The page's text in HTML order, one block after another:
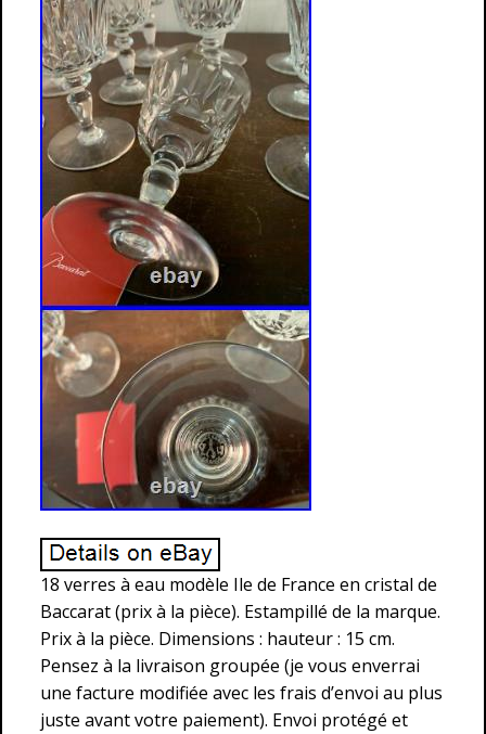
18 verres à eau modèle Ile de France en cristal de
Baccarat (prix à la pièce). Estampillé de la marque.
Prix à la pièce. Dimensions : hauteur : 15 cm.
Pensez à la livraison groupée (je vous enverrai
une facture modifiée avec les frais d’envoi au plus
juste avant votre paiement). Envoi protégé et